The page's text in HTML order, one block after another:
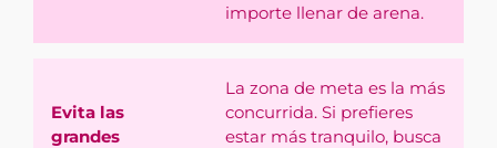
importe llenar de arena.
Evita las
grandes
La zona de meta es la más
concurrida. Si prefieres
estar más tranquilo, busca